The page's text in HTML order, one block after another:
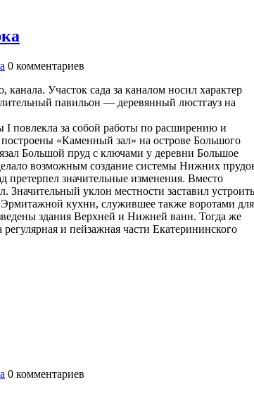
0 комментариев
Участок сада за каналом носил характер
павильон — деревянный люстгауз на
I повлекла за собой работы по расширению и
«Каменный зал» на острове Большого
Большой пруд с ключами у деревни Большое
возможным создание системы Нижних
претерпел значительные изменения. Вместо
уклон местности заставил устроить
кухни, служившее также воротами для
здания Верхней и Нижней ванн. Тогда же
и пейзажная части Екатерининского
0 комментариев